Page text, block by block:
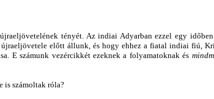
tényét. Az indiai Adyarban ezzel egy
újraeljövetele előtt állunk, és hogy ehhez a fiatal indiai fiú,
E számunk vezércikkét ezeknek a folyamatoknak és
is számoltak róla?